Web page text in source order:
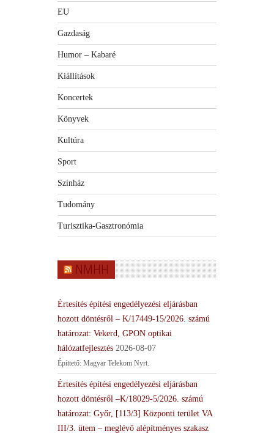
EU
Gazdaság
Humor – Kabaré
Kiállítások
Koncertek
Könyvek
Kultúra
Sport
Színház
Tudomány
Turisztika-Gasztronómia
NMHH
Értesítés építési engedélyezési eljárásban
hozott döntésről – K/17449-15/2026. számú
határozat: Vekerd, GPON optikai
hálózatfejlesztés 2026-08-07
Építtető: Magyar Telekom Nyrt.
Értesítés építési engedélyezési eljárásban
hozott döntésről –K/18029-5/2026. számú
határozat: Győr, [113/3] Központi terület VA
III/3. ütem – meglévő alépítményes szakasz